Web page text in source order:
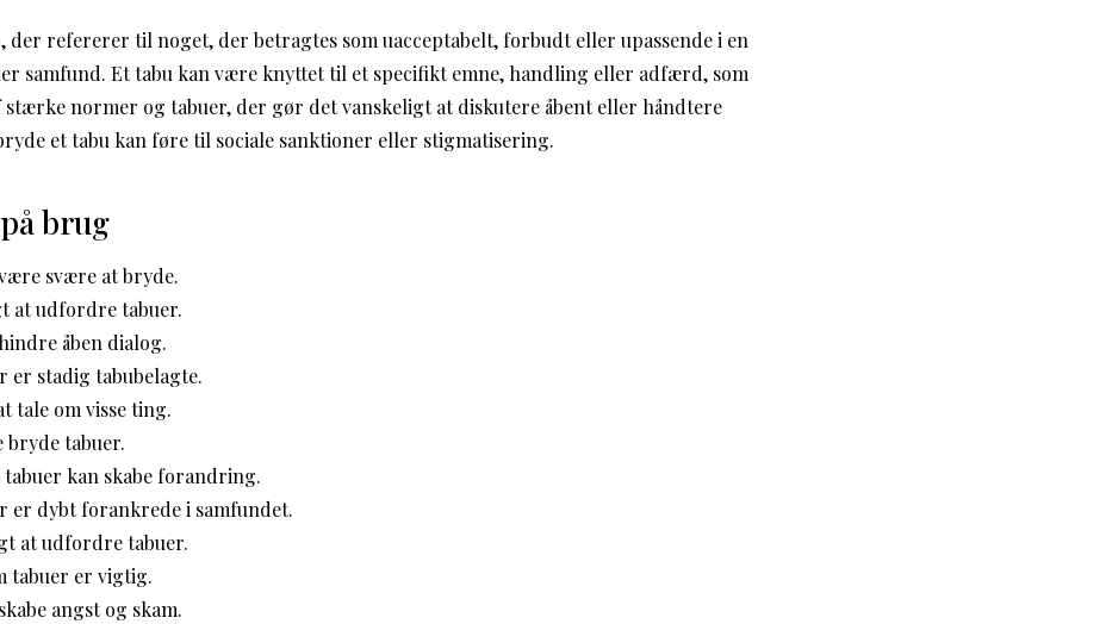
der refererer til noget, der betragtes som uacceptabelt, forbudt eller upassende i en
samfund. Et tabu kan være knyttet til et specifikt emne, handling eller adfærd, som
stærke normer og tabuer, der gør det vanskeligt at diskutere åbent eller håndtere
et tabu kan føre til sociale sanktioner eller stigmatisering.
brug
svære at bryde.
at udfordre tabuer.
åben dialog.
er stadig tabubelagte.
tale om visse ting.
bryde tabuer.
kan skabe forandring.
er dybt forankrede i samfundet.
at udfordre tabuer.
tabuer er vigtig.
angst og skam.